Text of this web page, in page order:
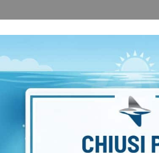
alla tua selezione.